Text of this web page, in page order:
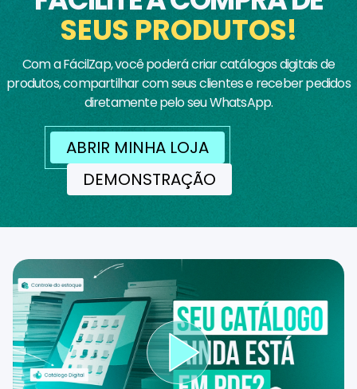
SEUS PRODUTOS!
Com a FácilZap, você poderá criar catálogos digitais de
produtos, compartilhar com seus clientes e receber pedidos
diretamente pelo seu WhatsApp.
ABRIR MINHA LOJA
DEMONSTRAÇÃO
Reproduzir